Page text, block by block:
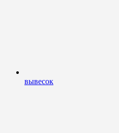
вывесок